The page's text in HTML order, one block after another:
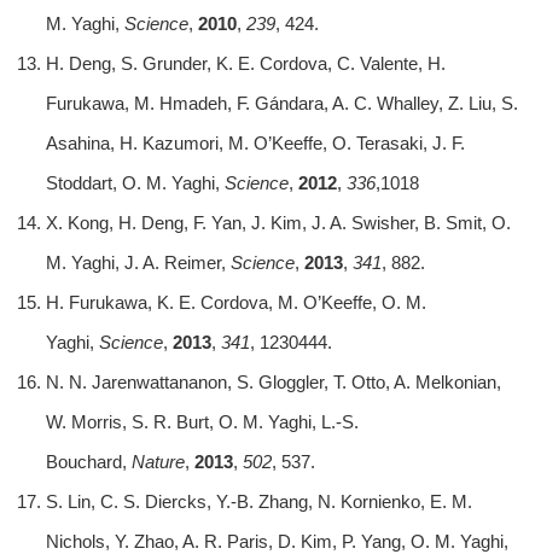
M. Yaghi, Science, 2010, 239, 424.
H. Deng, S. Grunder, K. E. Cordova, C. Valente, H.
Furukawa, M. Hmadeh, F. Gándara, A. C. Whalley, Z. Liu, S.
Asahina, H. Kazumori, M. O’Keeffe, O. Terasaki, J. F.
Stoddart, O. M. Yaghi, Science, 2012, 336,1018
X. Kong, H. Deng, F. Yan, J. Kim, J. A. Swisher, B. Smit, O.
M. Yaghi, J. A. Reimer, Science, 2013, 341, 882.
H. Furukawa, K. E. Cordova, M. O’Keeffe, O. M.
Yaghi, Science, 2013, 341, 1230444.
N. N. Jarenwattananon, S. Gloggler, T. Otto, A. Melkonian,
W. Morris, S. R. Burt, O. M. Yaghi, L.-S.
Bouchard, Nature, 2013, 502, 537.
S. Lin, C. S. Diercks, Y.-B. Zhang, N. Kornienko, E. M.
Nichols, Y. Zhao, A. R. Paris, D. Kim, P. Yang, O. M. Yaghi,